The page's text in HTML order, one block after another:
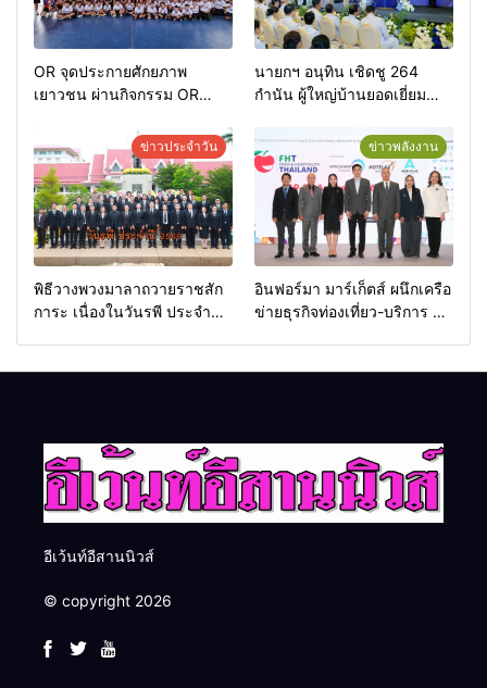
OR จุดประกายศักยภาพ
เยาวชน ผ่านกิจกรรม OR
นายกฯ อนุทิน เชิดชู 264
กำนัน ผู้ใหญ่บ้านยอดเยี่ยม
เกียรติยศแห่งการเสียสละ”
ข่าวประจำวัน
พิธีวางพวงมาลาถวายราชสัก
การะ เนื่องในวันรพี ประจำปี
ข่าวพลังงาน
อินฟอร์มา มาร์เก็ตส์ ผนึกเครือ
ข่ายธุรกิจท่องเที่ยว-บริการ จัด
อีเว้นท์อีสานนิวส์
© copyright 2026